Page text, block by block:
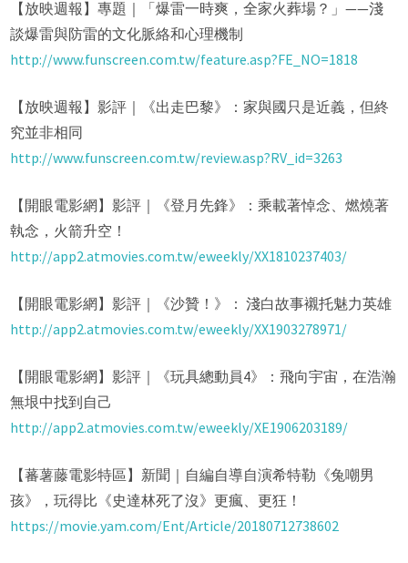
【放映週報】專題｜「爆雷一時爽，全家火葬場？」——淺
談爆雷與防雷的文化脈絡和心理機制
http://www.funscreen.com.tw/feature.asp?FE_NO=1818
【放映週報】影評｜《出走巴黎》：家與國只是近義，但終
究並非相同
http://www.funscreen.com.tw/review.asp?RV_id=3263
【開眼電影網】影評｜《登月先鋒》：乘載著悼念、燃燒著
執念，火箭升空！
http://app2.atmovies.com.tw/eweekly/XX1810237403/
【開眼電影網】影評｜《沙贊！》： 淺白故事襯托魅力英雄
http://app2.atmovies.com.tw/eweekly/XX1903278971/
【開眼電影網】影評｜《玩具總動員4》：飛向宇宙，在浩瀚
無垠中找到自己
http://app2.atmovies.com.tw/eweekly/XE1906203189/
【蕃薯藤電影特區】新聞｜自編自導自演希特勒《兔嘲男
孩》，玩得比《史達林死了沒》更瘋、更狂！
https://movie.yam.com/Ent/Article/20180712738602